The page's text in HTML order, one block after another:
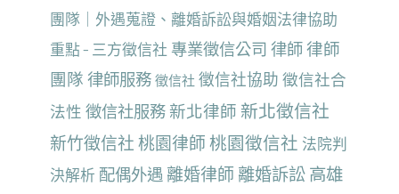
團隊｜外遇蒐證、離婚訴訟與婚姻法律協助
重點 - 三方徵信社 專業徵信公司 律師律師
團隊 律師服務 徵信社 徵信社協助 徵信社合
法性 徵信社服務 新北律師 新北徵信社
新竹徵信社 桃園律師 桃園徵信社 法院判
決解析 配偶外遇 離婚律師 離婚訴訟 高雄